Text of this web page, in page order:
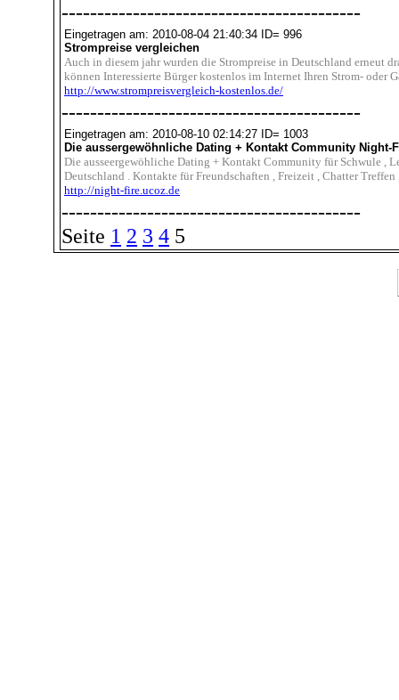
------------------------------------------
Eingetragen am: 2010-08-04 21:40:34 ID= 996
Strompreise vergleichen
Auch in diesem jahr wurden die Strompreise in Deutschland erneut
können Interessierte Bürger kostenlos im Internet Ihren Strom- oder
http://www.strompreisvergleich-kostenlos.de/
------------------------------------------
Eingetragen am: 2010-08-10 02:14:27 ID= 1003
Die aussergewöhnliche Dating + Kontakt Community Night-
Die ausseergewöhliche Dating + Kontakt Community für Schwule ,
Deutschland . Kontakte für Freundschaften , Freizeit , Chatter Treffen
http://night-fire.ucoz.de
------------------------------------------
Seite 1 2 3 4 5